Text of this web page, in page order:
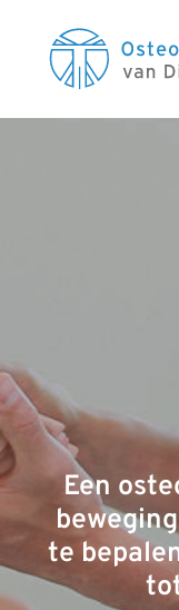
Een
te